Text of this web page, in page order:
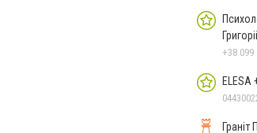
+38 099
Граніт